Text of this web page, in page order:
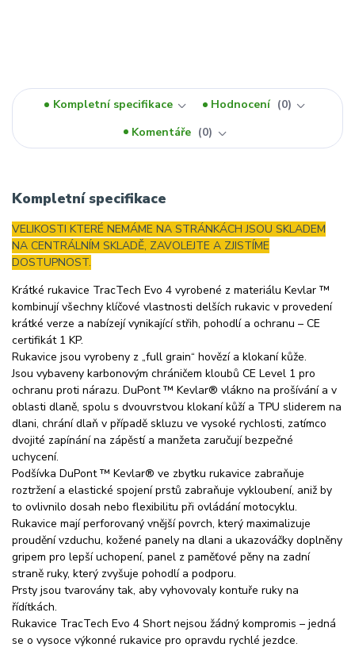
Kompletní specifikace Hodnocení
0
Komentáře
0
Kompletní specifikace
VELIKOSTI KTERÉ NEMÁME NA STRÁNKÁCH JSOU SKLADEM
NA CENTRÁLNÍM SKLADĚ, ZAVOLEJTE A ZJISTÍME
DOSTUPNOST.
Krátké rukavice TracTech Evo 4 vyrobené z materiálu Kevlar ™
kombinují všechny klíčové vlastnosti delších rukavic v provedení
krátké verze a nabízejí vynikající střih, pohodlí a ochranu – CE
certifikát 1 KP.
Rukavice jsou vyrobeny z „full grain“ hovězí a klokaní kůže.
Jsou vybaveny karbonovým chráničem kloubů CE Level 1 pro
ochranu proti nárazu. DuPont ™ Kevlar® vlákno na prošívání a v
oblasti dlaně, spolu s dvouvrstvou klokaní kůží a TPU sliderem na
dlani, chrání dlaň v případě skluzu ve vysoké rychlosti, zatímco
dvojité zapínání na zápěstí a manžeta zaručují bezpečné
uchycení.
Podšívka DuPont ™ Kevlar® ve zbytku rukavice zabraňuje
roztržení a elastické spojení prstů zabraňuje vykloubení, aniž by
to ovlivnilo dosah nebo flexibilitu při ovládání motocyklu.
Rukavice mají perforovaný vnější povrch, který maximalizuje
proudění vzduchu, kožené panely na dlani a ukazováčky doplněny
gripem pro lepší uchopení, panel z paměťové pěny na zadní
straně ruky, který zvyšuje pohodlí a podporu.
Prsty jsou tvarovány tak, aby vyhovovaly kontuře ruky na
řídítkách.
Rukavice TracTech Evo 4 Short nejsou žádný kompromis – jedná
se o vysoce výkonné rukavice pro opravdu rychlé jezdce.